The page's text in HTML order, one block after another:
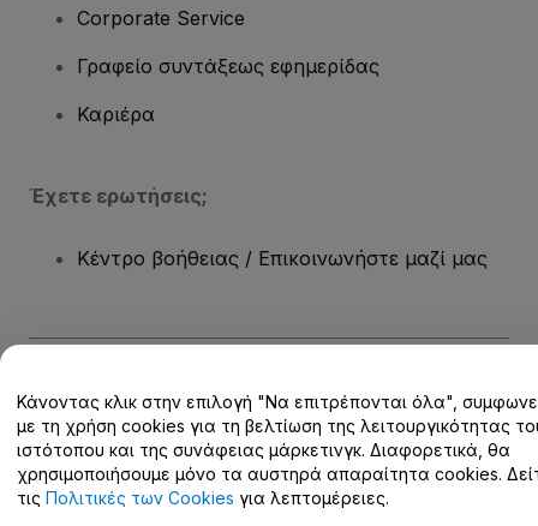
Corporate Service
Γραφείο συντάξεως εφημερίδας
Καριέρα
Έχετε ερωτήσεις;
Κέντρο βοήθειας / Επικοινωνήστε μαζί μας
Πνευματική ιδιοκτησία © viagogo GmbH 2026 Στοιχεία εταιρείας
Η χρήση αυτού του ιστότοπου συνιστά αποδοχή των
Όρων και
ΠροϋποθέσεωνκαιΠολιτικής απορρήτου και Πολιτικής για τα
cookiesκαιΠολιτικής απορρήτου για κινητά
Μην κοινοποιείτε τα προσωπικά μου στοιχεία / τις επιλογές
απορρήτου
Κάνοντας κλικ στην επιλογή "Να επιτρέπονται όλα",
με τη χρήση cookies για τη βελτίωση της λειτουργικότητας
ιστότοπου και της συνάφειας μάρκετινγκ. Διαφορετικά, θα
χρησιμοποιήσουμε μόνο τα αυστηρά απαραίτητα cookies.
τις Πολιτικές των Cookies για λεπτομέρειες.